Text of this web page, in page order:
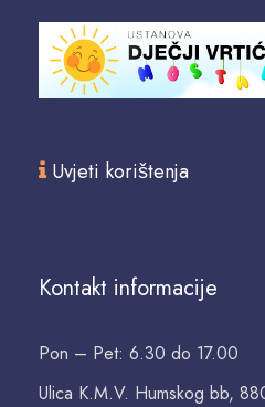
Uvjeti korištenja
Kontakt informacije
Pon – Pet: 6.30 do 17.00
Ulica K.M.V. Humskog bb,